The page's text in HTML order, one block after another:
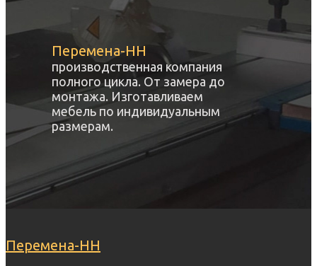
Перемена-НН
производственная компания
полного цикла. От замера до
монтажа. Изготавливаем
мебель по индивидуальным
размерам.
Перемена-НН